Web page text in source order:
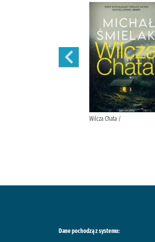
Wilcza Chata /
Dane pochodzą z systemu: